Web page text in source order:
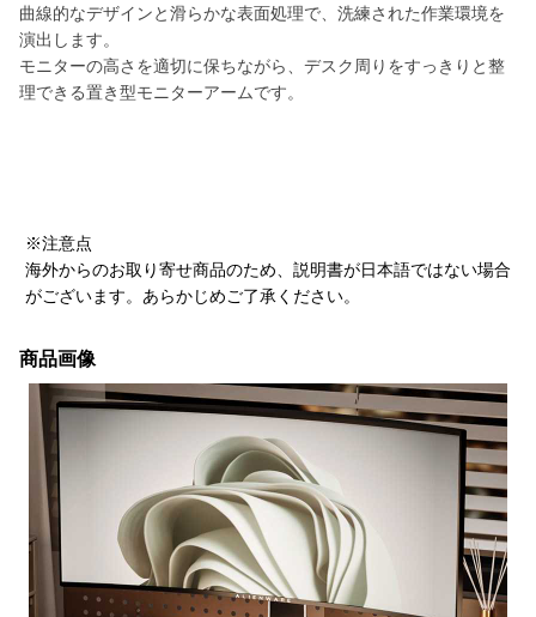
曲線的なデザインと滑らかな表面処理で、洗練された作業環境を
演出します。
モニターの高さを適切に保ちながら、デスク周りをすっきりと整
理できる置き型モニターアームです。
※注意点
海外からのお取り寄せ商品のため、説明書が日本語ではない場合
がございます。あらかじめご了承ください。
商品画像